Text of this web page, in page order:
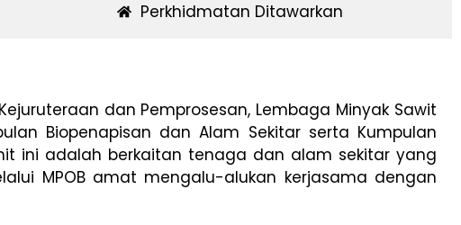
Perkhidmatan Ditawarkan
dan Pemprosesan, Lembaga Minyak Sawit
Biopenapisan dan Alam Sekitar serta Kumpulan
ini adalah berkaitan tenaga dan alam sekitar yang
MPOB amat mengalu-alukan kerjasama dengan